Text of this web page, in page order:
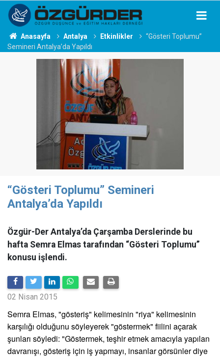
Anasayfa Antalya Etkinlikler
“Gösteri Toplumu”
Semineri Antalya’da Yapıldı
“Gösteri Toplumu” Semineri
Antalya’da Yapıldı
Özgür-Der Antalya’da Çarşamba Derslerinde bu
hafta Semra Elmas tarafından “Gösteri Toplumu”
konusu işlendi.
02 Nisan 2015
Semra Elmas, "gösteriş" kelimesinin "riya" kelimesinin
karşılığı olduğunu söyleyerek "göstermek" fiilini açarak
şunları söyledi: "Göstermek, teşhir etmek amacıyla yapılan
davranışı, gösteriş için iş yapmayı, insanlar görsünler diye